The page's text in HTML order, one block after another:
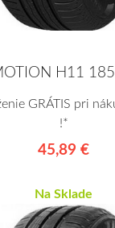
H11
GRÁTIS pri
!*
45,89 €
Na Sklade